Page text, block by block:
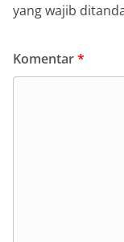
yang wajib
Komentar*